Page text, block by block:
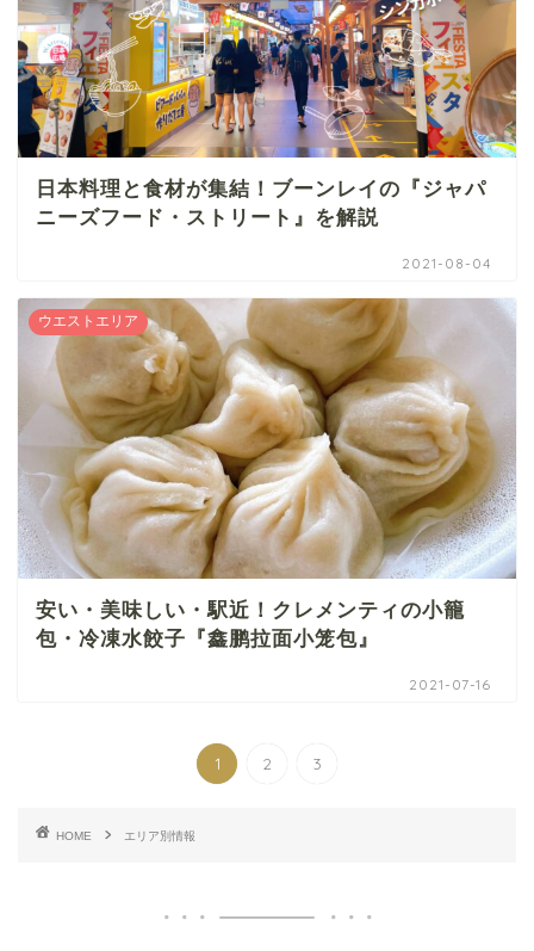
日本料理と食材が集結！ブーンレイの『ジャパ
ニーズフード・ストリート』を解説
2021-08-04
ウエストエリア
安い・美味しい・駅近！クレメンティの小籠
包・冷凍水餃子『鑫鹏拉面小笼包』
2021-07-16
1 2 3
HOME エリア別情報